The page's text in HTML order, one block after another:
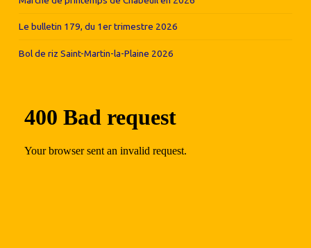
Le bulletin 179, du 1er trimestre 2026
Bol de riz Saint-Martin-la-Plaine 2026